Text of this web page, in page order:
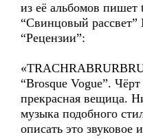
из её альбомов
“Свинцовый рассвет”
“Рецензии”:
“Brosque Vogue”.
прекрасная вещица.
музыка подобного
описать это звуковое